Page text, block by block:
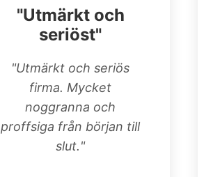
"Utmärkt och
seriöst"
"Utmärkt och seriös
firma. Mycket
noggranna och
proffsiga från början till
slut."